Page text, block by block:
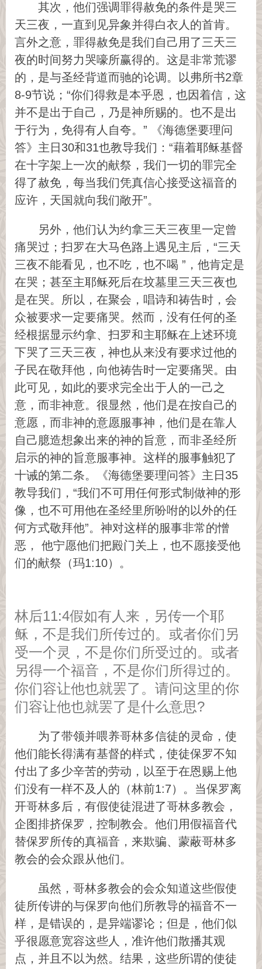
其次，他们强调罪得赦免的条件是哭三
天三夜，一直到见异象并得白衣人的首肯。
言外之意，罪得赦免是我们自己用了三天三
夜的时间努力哭嚎所赢得的。这是非常荒谬
的，是与圣经背道而驰的论调。以弗所书2章
8-9节说；“你们得救是本乎恩，也因着信，这
并不是出于自己，乃是神所赐的。也不是出
于行为，免得有人自夸。” 《海德堡要理问
答》主日30和31也教导我们：“藉着耶稣基督
在十字架上一次的献祭，我们一切的罪完全
得了赦免，每当我们凭真信心接受这福音的
应许，天国就向我们敞开”。
另外，他们认为约拿三天三夜里一定曾
痛哭过；扫罗在大马色路上遇见主后，“三天
三夜不能看见，也不吃，也不喝 ”，他肯定是
在哭；甚至主耶稣死后在坟墓里三天三夜也
是在哭。所以，在聚会，唱诗和祷告时，会
众被要求一定要痛哭。然而，没有任何的圣
经根据显示约拿、扫罗和主耶稣在上述环境
下哭了三天三夜，神也从来没有要求过他的
子民在敬拜他，向他祷告时一定要痛哭。由
此可见，如此的要求完全出于人的一己之
意，而非神意。很显然，他们是在按自己的
意愿，而非神的意愿服事神，他们是在靠人
自己臆造想象出来的神的旨意，而非圣经所
启示的神的旨意服事神。这样的服事触犯了
十诫的第二条。《海德堡要理问答》主日35
教导我们，“我们不可用任何形式制做神的形
像，也不可用他在圣经里所吩咐的以外的任
何方式敬拜他”。神对这样的服事非常的憎
恶， 他宁愿他们把殿门关上，也不愿接受他
们的献祭（玛1:10）。
林后11:4假如有人来，另传一个耶
稣，不是我们所传过的。或者你们另
受一个灵，不是你们所受过的。或者
另得一个福音，不是你们所得过的。
你们容让他也就罢了。请问这里的你
们容让他也就罢了是什么意思?
为了带领并喂养哥林多信徒的灵命，使
他们能长得满有基督的样式，使徒保罗不知
付出了多少辛苦的劳动，以至于在恩赐上他
们没有一样不及人的（林前1:7）。当保罗离
开哥林多后，有假使徒混进了哥林多教会，
企图排挤保罗，控制教会。他们用假福音代
替保罗所传的真福音，来欺骗、蒙蔽哥林多
教会的会众跟从他们。
虽然，哥林多教会的会众知道这些假使
徒所传讲的与保罗向他们所教导的福音不一
样，是错误的，是异端谬论；但是，他们似
乎很愿意宽容这些人，准许他们散播其观
点，并且不以为然。结果，这些所谓的使徒